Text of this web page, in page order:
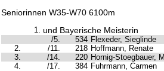
Seniorinnen W35-W70 6100m
1. und Bayerische Meisterin
/5. 534 Flexeder, Sieglinde
2.
/11. 218 Hoffmann, Renate
3.
/14. 220 Hornig-Stoegbauer,
4.
/17. 384 Fuhrmann, Carmen